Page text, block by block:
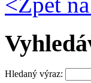
Hledaný výraz: